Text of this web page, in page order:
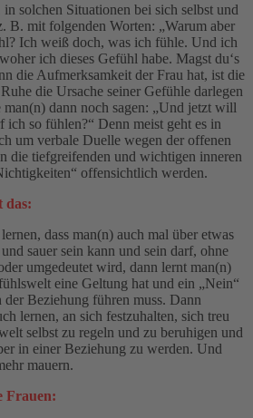
solchen Situationen bei sich selbst und
B. mit folgenden Worten: „Warum aber
Ich weiß doch, was ich fühle. Und ich
ich dieses Gefühl habe. Magst du‘s
die Aufmerksamkeit der Frau hat, ist die
die Ursache seiner Gefühle darlegen
dann noch sagen: „Und jetzt will
so fühlen?“ Denn meist geht es in
um verbale Duelle wegen der offenen
die tiefgreifenden und wichtigen inneren
offensichtlich werden.
das:
dass man(n) auch mal über etwas
sauer sein kann und sein darf, ohne
umgedeutet wird, dann lernt man(n)
eine Geltung hat und ein „Nein“
Beziehung führen muss. Dann
lernen, an sich festzuhalten, sich treu
selbst zu regeln und zu beruhigen und
in einer Beziehung zu werden. Und
mauern.
Frauen: